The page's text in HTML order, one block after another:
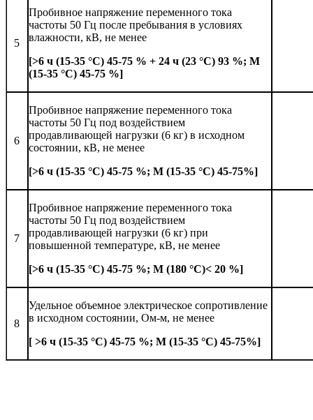
5
Пробивное напряжение переменного тока
частоты 50 Гц после пребывания в условиях
влажности, кВ, не менее
[>6 ч (15-35 °С) 45-75 % + 24 ч (23 °С) 93 %; М
(15-35 °С) 45-75 %]
6
Пробивное напряжение переменного тока
частоты 50 Гц под воздействием
продавливающей нагрузки (6 кг) в исходном
состоянии, кВ, не менее
[>6 ч (15-35 °С) 45-75 %; М (15-35 °С) 45-75%]
7
Пробивное напряжение переменного тока
частоты 50 Гц под воздействием
продавливающей нагрузки (6 кг) при
повышенной температуре, кВ, не менее
[>6 ч (15-35 °С) 45-75 %; М (180 °С)< 20 %]
8
Удельное объемное электрическое сопротивление
в исходном состоянии, Ом-м, не менее
[ >6 ч (15-35 °С) 45-75 %; М (15-35 °С) 45-75%]